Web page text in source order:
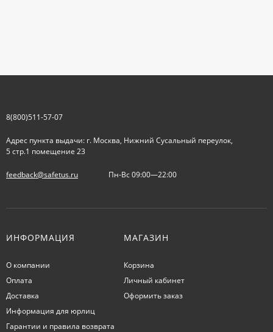
8(800)511-57-07
Адрес пункта выдачи: г. Москва, Нижний Сусальный переулок,
5 стр.1 помещение 23
feedback@safetus.ru Пн-Вс 09:00—22:00
ИНФОРМАЦИЯ
О компании
Оплата
Доставка
Информация для юрлиц
Гарантии и правила возврата
МАГАЗИН
Корзина
Личный кабинет
Оформить заказ